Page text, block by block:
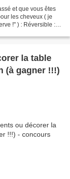
et que vous êtes
les cheveux ( je
!" ) : Réversible :
la table
(à gagner !!!)